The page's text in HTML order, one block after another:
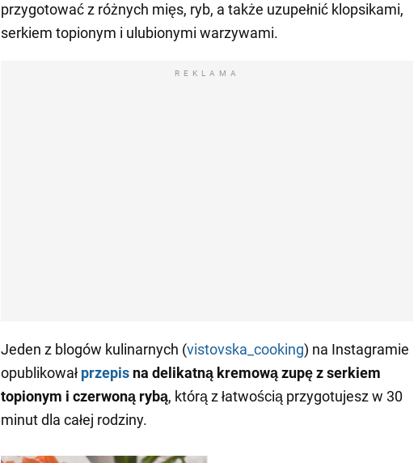
przygotować z różnych mięs, ryb, a także uzupełnić klopsikami,
serkiem topionym i ulubionymi warzywami.
REKLAMA
Jeden z blogów kulinarnych (vistovska_cooking) na Instagramie
opublikował przepis na delikatną kremową zupę z serkiem
topionym i czerwoną rybą, którą z łatwością przygotujesz w 30
minut dla całej rodziny.